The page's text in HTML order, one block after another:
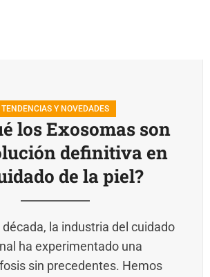
TENDENCIAS Y NOVEDADES
los Exosomas son
definitiva en
de la piel?
la industria del cuidado
ha experimentado una
sin precedentes. Hemos